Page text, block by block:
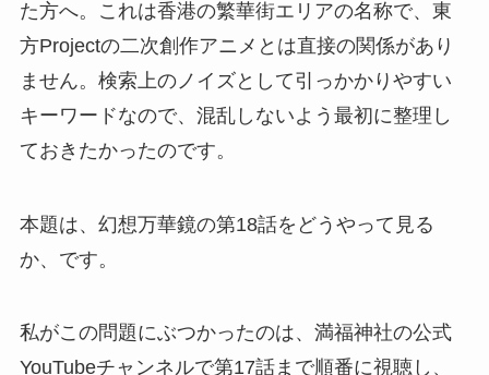
た方へ。これは香港の繁華街エリアの名称で、東
方Projectの二次創作アニメとは直接の関係があり
ません。検索上のノイズとして引っかかりやすい
キーワードなので、混乱しないよう最初に整理し
ておきたかったのです。
本題は、幻想万華鏡の第18話をどうやって見る
か、です。
私がこの問題にぶつかったのは、満福神社の公式
YouTubeチャンネルで第17話まで順番に視聴し、